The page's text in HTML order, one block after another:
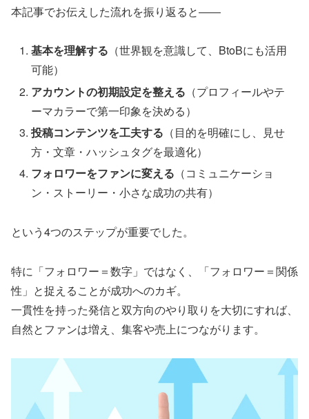
本記事でお伝えした流れを振り返ると――
基本を理解する （世界観を意識して、BtoBにも活用
可能）
アカウントの初期設定を整える （プロフィールやテ
ーマカラーで第一印象を決める）
投稿コンテンツを工夫する （目的を明確にし、見せ
方・文章・ハッシュタグを最適化）
フォロワーをファンに変える （コミュニケーショ
ン・ストーリー・小さな成功の共有）
という4つのステップが重要でした。
特に「フォロワー＝数字」ではなく、「フォロワー＝関係
性」と捉えることが成功へのカギ。
一貫性を持った発信と双方向のやり取りを大切にすれば、
自然とファンは増え、集客や売上につながります。